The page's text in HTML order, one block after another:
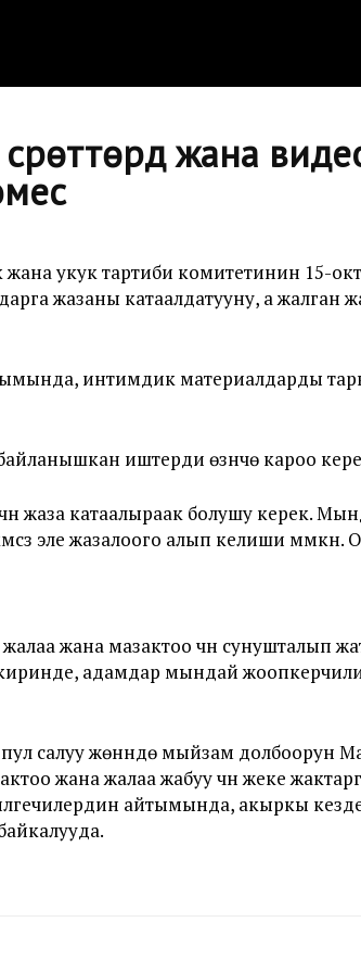
жана
укук тартиби комитетинин 15-
жазаны катаалдатууну, а жалган
интимдик материалдарды
иштерди өзүнчө кароо
жаза катаалыраак болушу керек.
өкүмсүз эле жазалоого алып келиши
жана мазактоо үчүн сунушталып
адамдар мындай
салуу жөнүндө мыйзам долбоорун
жана жалаа жабуу үчүн жеке
айтымында, акыркы